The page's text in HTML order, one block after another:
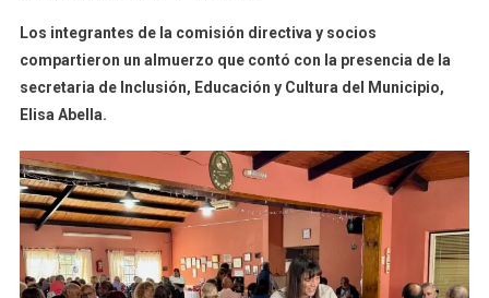
Los integrantes de la comisión directiva y socios
compartieron un almuerzo que contó con la presencia de la
secretaria de Inclusión, Educación y Cultura del Municipio,
Elisa Abella.